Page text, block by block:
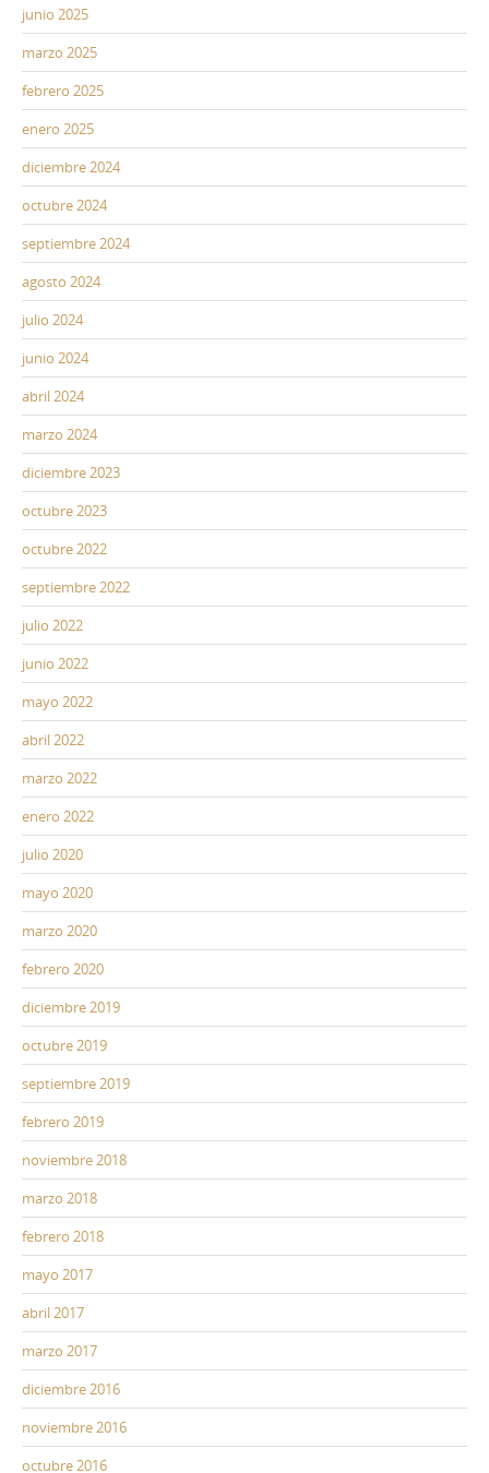
junio 2025
marzo 2025
febrero 2025
enero 2025
diciembre 2024
octubre 2024
septiembre 2024
agosto 2024
julio 2024
junio 2024
abril 2024
marzo 2024
diciembre 2023
octubre 2023
octubre 2022
septiembre 2022
julio 2022
junio 2022
mayo 2022
abril 2022
marzo 2022
enero 2022
julio 2020
mayo 2020
marzo 2020
febrero 2020
diciembre 2019
octubre 2019
septiembre 2019
febrero 2019
noviembre 2018
marzo 2018
febrero 2018
mayo 2017
abril 2017
marzo 2017
diciembre 2016
noviembre 2016
octubre 2016